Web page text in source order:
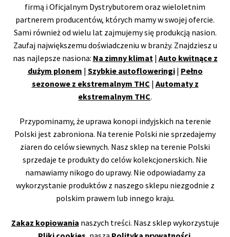
firmą i Oficjalnym Dystrybutorem oraz wieloletnim
partnerem producentów, których mamy w swojej ofercie.
Sami również od wielu lat zajmujemy się produkcją nasion.
Zaufaj największemu doświadczeniu w branży. Znajdziesz u
nas najlepsze nasiona: Na zimny klimat| Auto kwitnące z
dużym plonem | Szybkie autofloweringi| Pełno
sezonowe z ekstremalnym THC | Automaty z
ekstremalnym THC.
Przypominamy, że uprawa konopi indyjskich na terenie
Polski jest zabroniona. Na terenie Polski nie sprzedajemy
ziaren do celów siewnych. Nasz sklep na terenie Polski
sprzedaje te produkty do celów kolekcjonerskich. Nie
namawiamy nikogo do uprawy. Nie odpowiadamy za
wykorzystanie produktów z naszego sklepu niezgodnie z
polskim prawem lub innego kraju.
Zakaz kopiowania naszych treści. Nasz sklep wykorzystuje